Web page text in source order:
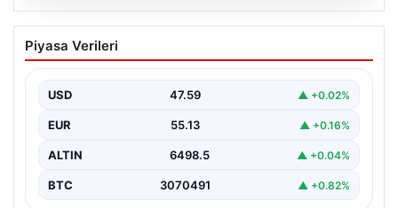
05.08.2026
Beşiktaş’tan Mohamed Salah sonrası
dev hamle!
Piyasa Verileri
USD 47.59 ▲ +0.02%
EUR 55.13 ▲ +0.16%
ALTIN 6498.5 ▲ +0.04%
BTC 3070491 ▲ +0.82%